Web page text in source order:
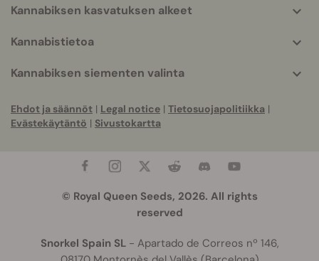
Kannabiksen kasvatuksen alkeet
Kannabistietoa
Kannabiksen siementen valinta
Ehdot ja säännöt | Legal notice | Tietosuojapolitiikka |
Evästekäytäntö | Sivustokartta
© Royal Queen Seeds, 2026. All rights
reserved
Snorkel Spain SL- Apartado de Correos nº 146,